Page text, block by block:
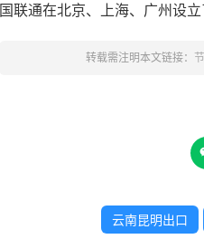
国联通在北京、上海、广州设
转载需注明本文链接：
云南昆明出口